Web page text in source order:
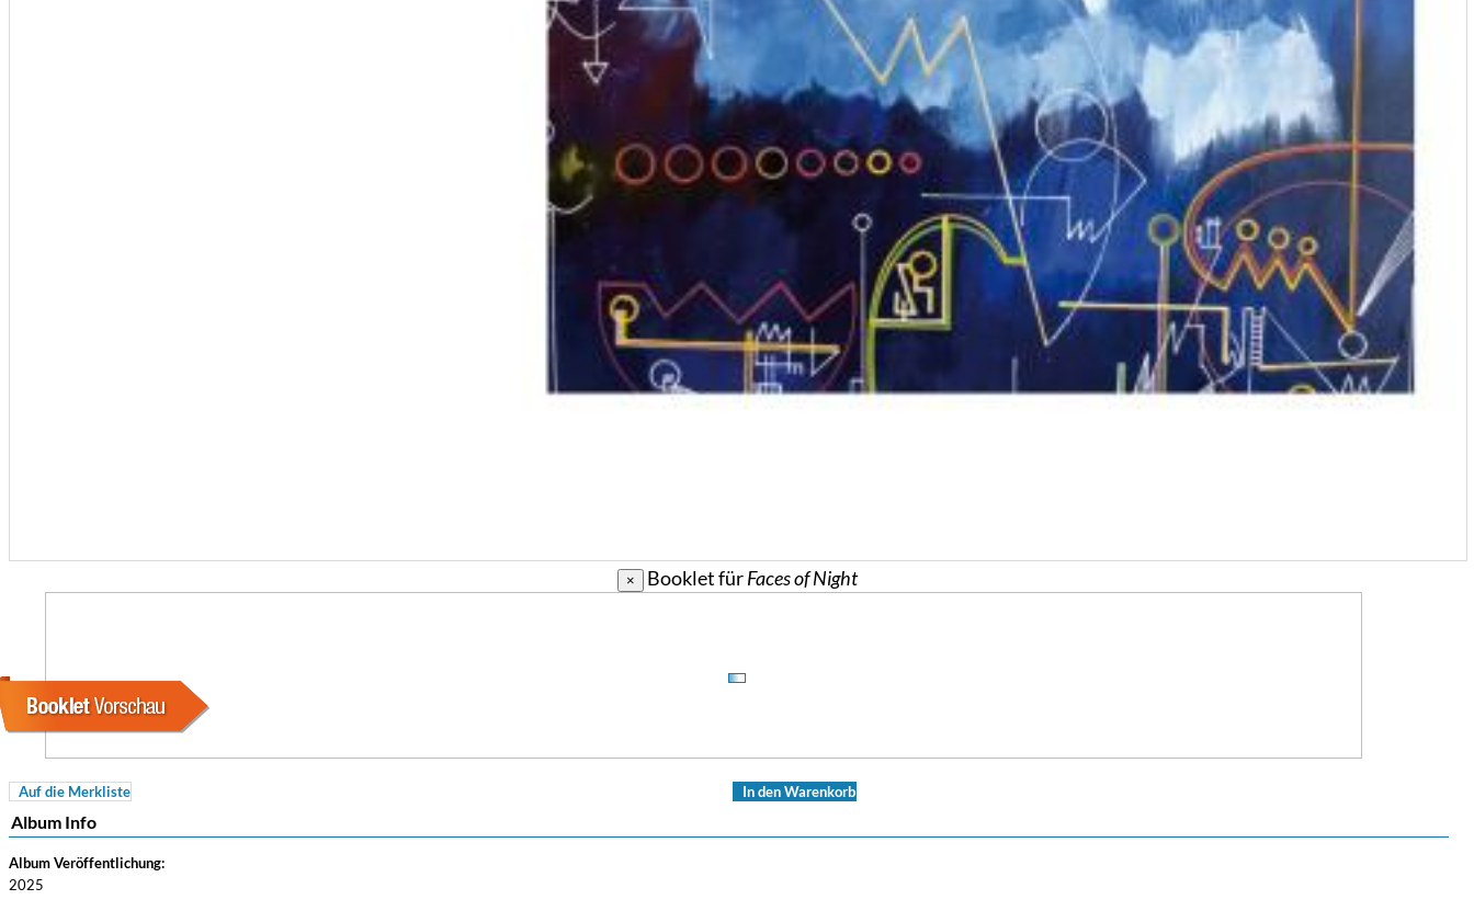
× Booklet fürFaces of Night
Auf die Merkliste In den Warenkorb
Album Info
Album Veröffentlichung:
2025